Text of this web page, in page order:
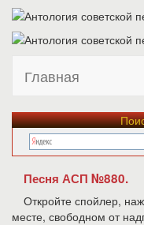
Главная
Песня АСП №880.
Откройте спойлер,
месте, свободном от